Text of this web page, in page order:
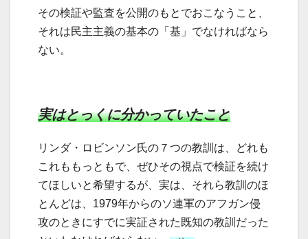
その検証や監査を公開のもとでおこなうこと、
それは民主主義の基本の「基」でなければなら
ない。
実はとっくに分かっていたこと
リンダ・ロビンソン氏の７つの教訓は、どれも
これももっともで、ぜひその視点で検証を続け
てほしいと希望するが、実は、それら教訓のほ
とんどは、1979年からのソ連軍のアフガン侵
攻のときにすでに実証された既知の教訓だった